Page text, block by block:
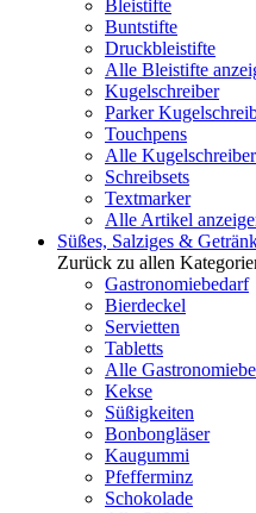
Bleistifte
Buntstifte
Druckbleistifte
Alle Bleistifte
Kugelschreiber
Parker
Touchpens
Alle
Schreibsets
Textmarker
Alle Artikel
Süßes, Salziges &
Zurück zu allen
Gastronomiebedarf
Bierdeckel
Servietten
Tabletts
Alle
Kekse
Süßigkeiten
Bonbongläser
Kaugummi
Pfefferminz
Schokolade